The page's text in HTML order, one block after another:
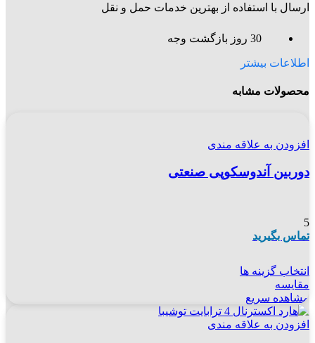
ارسال با استفاده از بهترین خدمات حمل و نقل
30 روز بازگشت وجه
اطلاعات بیشتر
محصولات مشابه
افزودن به علاقه مندی
دوربین آندوسکوپی صنعتی
5
تماس بگیرید
انتخاب گزینه ها
مقایسه
مشاهده سریع
افزودن به علاقه مندی